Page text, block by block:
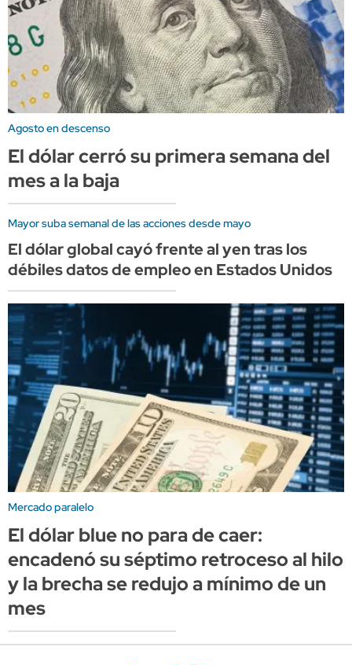
Agosto en descenso
El dólar cerró su primera semana del
mes a la baja
Mayor suba semanal de las acciones desde mayo
El dólar global cayó frente al yen tras los
débiles datos de empleo en Estados Unidos
Mercado paralelo
El dólar blue no para de caer:
encadenó su séptimo retroceso al hilo
y la brecha se redujo a mínimo de un
mes